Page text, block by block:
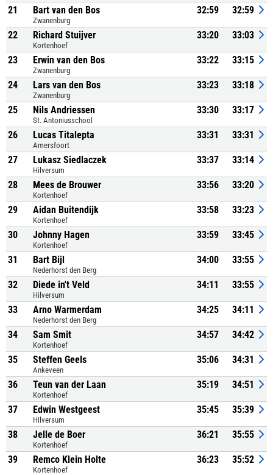
21 Bart van den Bos
Zwanenburg
32:59 32:59
22 Richard Stuijver
Kortenhoef
33:20 33:03
23 Erwin van den Bos
Zwanenburg
33:22 33:15
24 Lars van den Bos
Zwanenburg
33:23 33:18
25 Nils Andriessen
St. Antoniusschool
33:30 33:17
26 Lucas Titalepta
Amersfoort
33:31 33:31
27 Lukasz Siedlaczek
Hilversum
33:37 33:14
28 Mees de Brouwer
Kortenhoef
33:56 33:20
29 Aidan Buitendijk
Kortenhoef
33:58 33:23
30 Johnny Hagen
Kortenhoef
33:59 33:45
31 Bart Bijl
Nederhorst den Berg
34:00 33:55
32 Diede in't Veld
Hilversum
34:11 33:55
33 Arno Warmerdam
Nederhorst den Berg
34:25 34:11
34 Sam Smit
Kortenhoef
34:57 34:42
35 Steffen Geels
Ankeveen
35:06 34:31
36 Teun van der Laan
Kortenhoef
35:19 34:51
37 Edwin Westgeest
Hilversum
35:45 35:39
38 Jelle de Boer
Kortenhoef
36:21 35:55
39 Remco Klein Holte
Kortenhoef
36:23 35:52